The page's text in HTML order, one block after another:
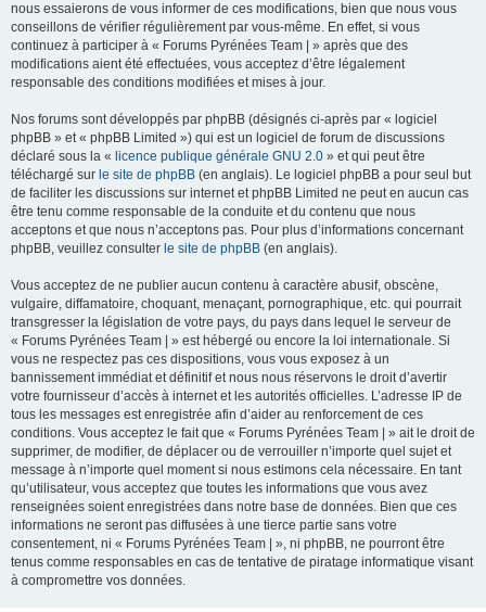
nous essaierons de vous informer de ces modifications, bien que nous vous
conseillons de vérifier régulièrement par vous-même. En effet, si vous
continuez à participer à « Forums Pyrénées Team | » après que des
modifications aient été effectuées, vous acceptez d’être légalement
responsable des conditions modifiées et mises à jour.
Nos forums sont développés par phpBB (désignés ci-après par « logiciel
phpBB » et « phpBB Limited ») qui est un logiciel de forum de discussions
déclaré sous la « licence publique générale GNU 2.0 » et qui peut être
téléchargé sur le site de phpBB (en anglais). Le logiciel phpBB a pour seul but
de faciliter les discussions sur internet et phpBB Limited ne peut en aucun cas
être tenu comme responsable de la conduite et du contenu que nous
acceptons et que nous n’acceptons pas. Pour plus d’informations concernant
phpBB, veuillez consulter le site de phpBB (en anglais).
Vous acceptez de ne publier aucun contenu à caractère abusif, obscène,
vulgaire, diffamatoire, choquant, menaçant, pornographique, etc. qui pourrait
transgresser la législation de votre pays, du pays dans lequel le serveur de
« Forums Pyrénées Team | » est hébergé ou encore la loi internationale. Si
vous ne respectez pas ces dispositions, vous vous exposez à un
bannissement immédiat et définitif et nous nous réservons le droit d’avertir
votre fournisseur d’accès à internet et les autorités officielles. L’adresse IP de
tous les messages est enregistrée afin d’aider au renforcement de ces
conditions. Vous acceptez le fait que « Forums Pyrénées Team | » ait le droit de
supprimer, de modifier, de déplacer ou de verrouiller n’importe quel sujet et
message à n’importe quel moment si nous estimons cela nécessaire. En tant
qu’utilisateur, vous acceptez que toutes les informations que vous avez
renseignées soient enregistrées dans notre base de données. Bien que ces
informations ne seront pas diffusées à une tierce partie sans votre
consentement, ni « Forums Pyrénées Team | », ni phpBB, ne pourront être
tenus comme responsables en cas de tentative de piratage informatique visant
à compromettre vos données.